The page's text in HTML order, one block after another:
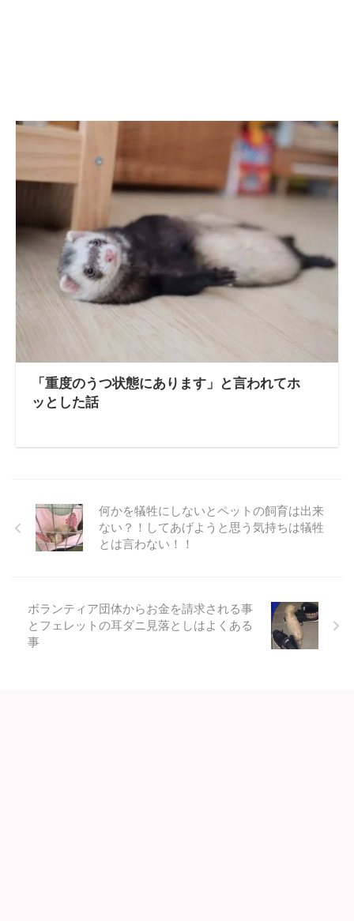
「重度のうつ状態にあります」と言われてホ
ッとした話
何かを犠牲にしないとペットの飼育は出来
ない？！してあげようと思う気持ちは犠牲
とは言わない！！
ボランティア団体からお金を請求される事
とフェレットの耳ダニ見落としはよくある
事